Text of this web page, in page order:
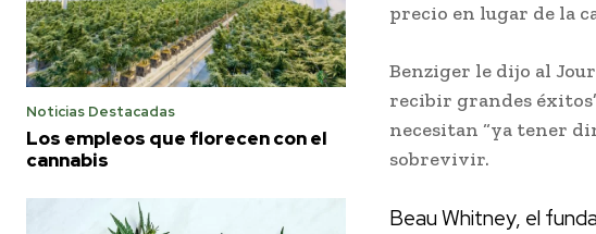
Noticias Destacadas
Los empleos que florecen con el
cannabis
precio en lugar de la
Benziger le dijo al
recibir grandes
necesitan “ya tener
sobrevivir.
Beau Whitney, el